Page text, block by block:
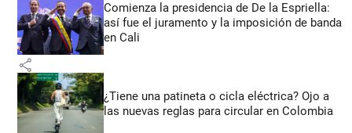
Comienza la presidencia de De la Espriella:
así fue el juramento y la imposición de banda
en Cali
share
¿Tiene una patineta o cicla eléctrica? Ojo a
las nuevas reglas para circular en Colombia